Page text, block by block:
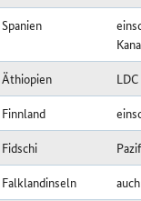
Spanien
Äthiopien
LDC
Finnland
Fidschi
Falklandinseln